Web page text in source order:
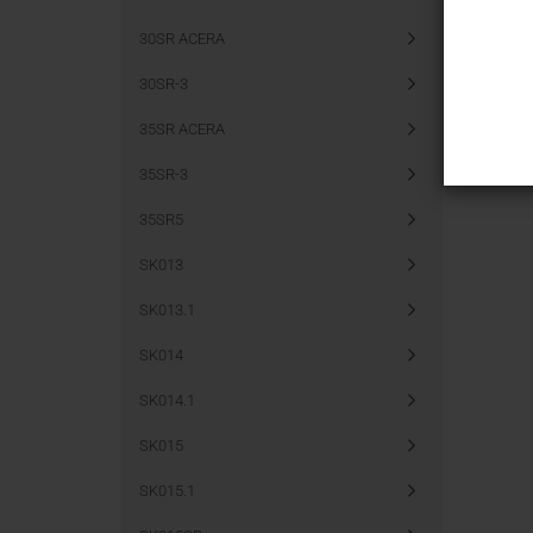
30SR ACERA
30SR-3
35SR ACERA
35SR-3
35SR5
SK013
SK013.1
SK014
SK014.1
SK015
SK015.1